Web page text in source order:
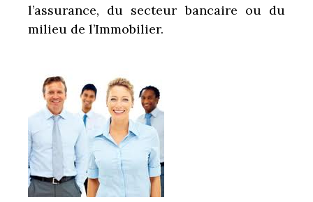
l’assurance, du secteur bancaire ou du
milieu de l’Immobilier.